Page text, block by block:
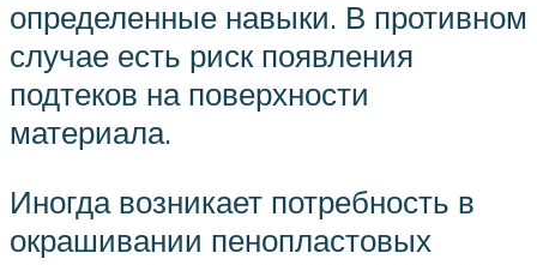
определенные навыки. В противном
случае есть риск появления
подтеков на поверхности
материала.
Иногда возникает потребность в
окрашивании пенопластовых